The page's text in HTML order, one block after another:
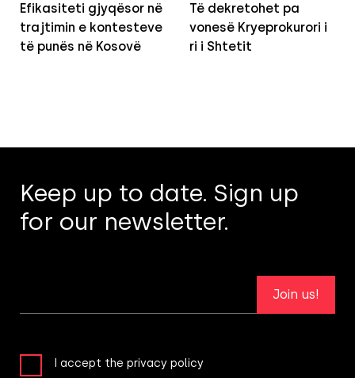
Efikasiteti gjyqësor në
trajtimin e kontesteve
të punës në Kosovë
Të dekretohet pa
vonesë Kryeprokurori i
ri i Shtetit
Keep up to date. Sign up
for our newsletter.
Join us!
I accept the privacy policy